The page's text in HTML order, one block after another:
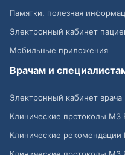
Памятки, полезная
Электронный кабинет
Мобильные приложения
Врачам и
Электронный кабинет врача
Клинические протоколы МЗ
Клинические рекомендации